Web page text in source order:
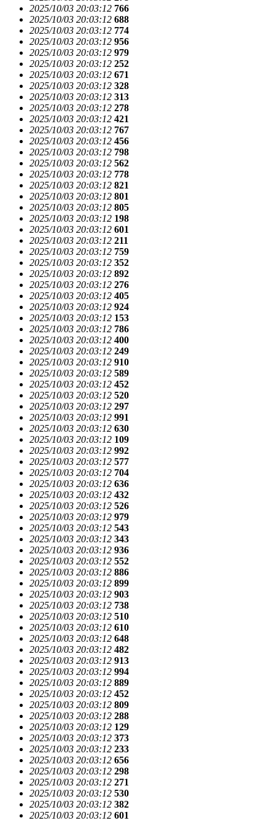
2025/10/03 20:03:12 766
2025/10/03 20:03:12 688
2025/10/03 20:03:12 774
2025/10/03 20:03:12 956
2025/10/03 20:03:12 979
2025/10/03 20:03:12 252
2025/10/03 20:03:12 671
2025/10/03 20:03:12 328
2025/10/03 20:03:12 313
2025/10/03 20:03:12 278
2025/10/03 20:03:12 421
2025/10/03 20:03:12 767
2025/10/03 20:03:12 456
2025/10/03 20:03:12 798
2025/10/03 20:03:12 562
2025/10/03 20:03:12 778
2025/10/03 20:03:12 821
2025/10/03 20:03:12 801
2025/10/03 20:03:12 805
2025/10/03 20:03:12 198
2025/10/03 20:03:12 601
2025/10/03 20:03:12 211
2025/10/03 20:03:12 759
2025/10/03 20:03:12 352
2025/10/03 20:03:12 892
2025/10/03 20:03:12 276
2025/10/03 20:03:12 405
2025/10/03 20:03:12 924
2025/10/03 20:03:12 153
2025/10/03 20:03:12 786
2025/10/03 20:03:12 400
2025/10/03 20:03:12 249
2025/10/03 20:03:12 910
2025/10/03 20:03:12 589
2025/10/03 20:03:12 452
2025/10/03 20:03:12 520
2025/10/03 20:03:12 297
2025/10/03 20:03:12 991
2025/10/03 20:03:12 630
2025/10/03 20:03:12 109
2025/10/03 20:03:12 992
2025/10/03 20:03:12 577
2025/10/03 20:03:12 704
2025/10/03 20:03:12 636
2025/10/03 20:03:12 432
2025/10/03 20:03:12 526
2025/10/03 20:03:12 979
2025/10/03 20:03:12 543
2025/10/03 20:03:12 343
2025/10/03 20:03:12 936
2025/10/03 20:03:12 552
2025/10/03 20:03:12 886
2025/10/03 20:03:12 899
2025/10/03 20:03:12 903
2025/10/03 20:03:12 738
2025/10/03 20:03:12 510
2025/10/03 20:03:12 610
2025/10/03 20:03:12 648
2025/10/03 20:03:12 482
2025/10/03 20:03:12 913
2025/10/03 20:03:12 994
2025/10/03 20:03:12 889
2025/10/03 20:03:12 452
2025/10/03 20:03:12 809
2025/10/03 20:03:12 288
2025/10/03 20:03:12 129
2025/10/03 20:03:12 373
2025/10/03 20:03:12 233
2025/10/03 20:03:12 656
2025/10/03 20:03:12 298
2025/10/03 20:03:12 271
2025/10/03 20:03:12 530
2025/10/03 20:03:12 382
2025/10/03 20:03:12 601